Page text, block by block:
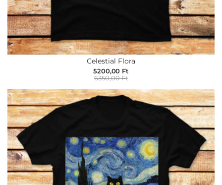
Celestial Flora
5200,00 Ft
6350,00 Ft